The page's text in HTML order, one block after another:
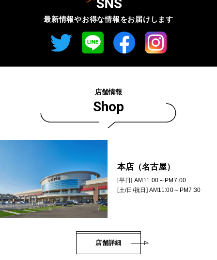
店舗情報
Shop
本店（名古屋）
[平日] AM11:00～PM7:00
[土/日/祝日] AM11:00～PM7:30
店舗詳細
最新情報やお得な情報をお届けします